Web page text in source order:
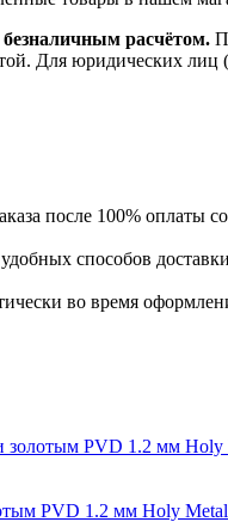
безналичным расчётом.
Для юридических
после 100% оплаты
способов
во время
PVD 1.2 мм Holy